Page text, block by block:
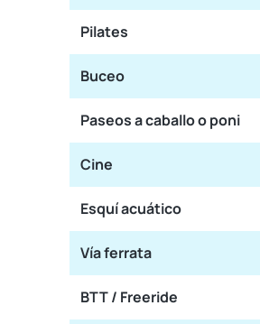
Pilates
Buceo
Paseos a caballo o poni
Cine
Esquí acuático
Vía ferrata
BTT / Freeride